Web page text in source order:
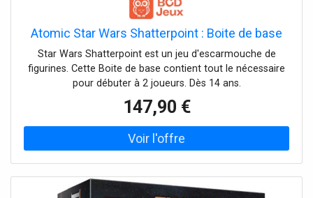
Atomic Star Wars Shatterpoint : Boite de base
Star Wars Shatterpoint est un jeu d'escarmouche de
figurines. Cette Boite de base contient tout le nécessaire
pour débuter à 2 joueurs. Dès 14 ans.
147,90 €